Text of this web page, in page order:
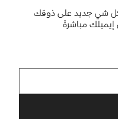
شي جديد على ذوقك
مباشرةً